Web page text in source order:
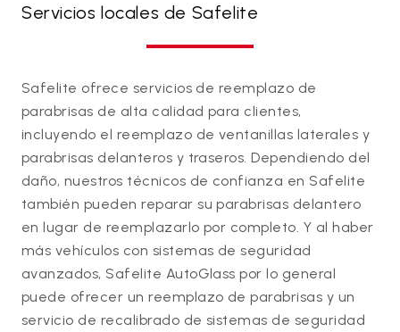
Servicios locales de Safelite
Safelite ofrece servicios de reemplazo de
parabrisas de alta calidad para clientes,
incluyendo el reemplazo de ventanillas laterales y
parabrisas delanteros y traseros. Dependiendo del
daño, nuestros técnicos de confianza en Safelite
también pueden reparar su parabrisas delantero
en lugar de reemplazarlo por completo. Y al haber
más vehículos con sistemas de seguridad
avanzados, Safelite AutoGlass por lo general
puede ofrecer un reemplazo de parabrisas y un
servicio de recalibrado de sistemas de seguridad